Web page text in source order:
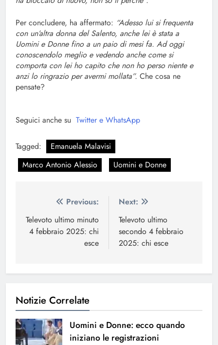
Per concludere, ha affermato: “Adesso lui si frequenta
con un’altra donna del Salento, anche lei è stata a
Uomini e Donne fino a un paio di mesi fa. Ad oggi
conoscendolo meglio e vedendo anche come si
comporta con lei ho capito che non ho perso niente e
anzi lo ringrazio per avermi mollata”. Che cosa ne
pensate?
Seguici anche su Twitter e WhatsApp
Tagged:
Emanuela Malavisi
Marco Antonio Alessio
Uomini e Donne
Navigazione
articoli
Previous:
Televoto ultimo minuto
4 febbraio 2025: chi
esce
Next:
Televoto ultimo
secondo 4 febbraio
2025: chi esce
Notizie Correlate
Uomini e Donne: ecco quando
iniziano le registrazioni